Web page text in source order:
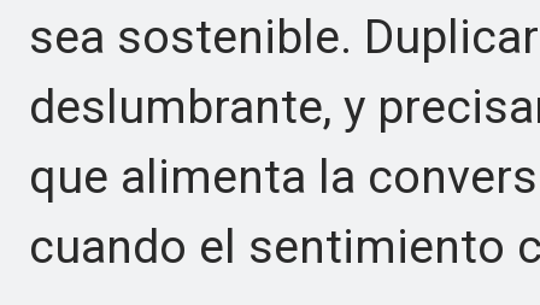
sea sostenible.
deslumbrante, y
que alimenta la
cuando el sentimiento